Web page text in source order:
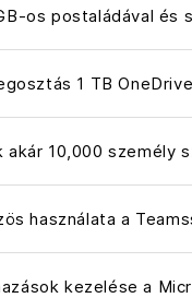
os postaládával és
1 TB
10,000 személy
használata a
kezelése a